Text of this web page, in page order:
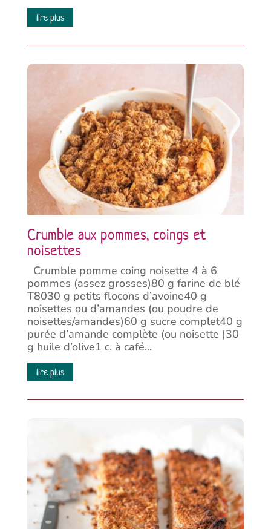
lire plus
Crumble aux pommes, coings et
noisettes
Crumble pomme coing noisette 4 à 6
pommes (assez grosses)80 g farine de blé
T8030 g petits flocons d’avoine40 g
noisettes ou d’amandes (ou poudre de
noisettes/amandes)60 g sucre complet40 g
purée d’amande complète (ou noisette )30
g huile d’olive1 c. à café...
lire plus